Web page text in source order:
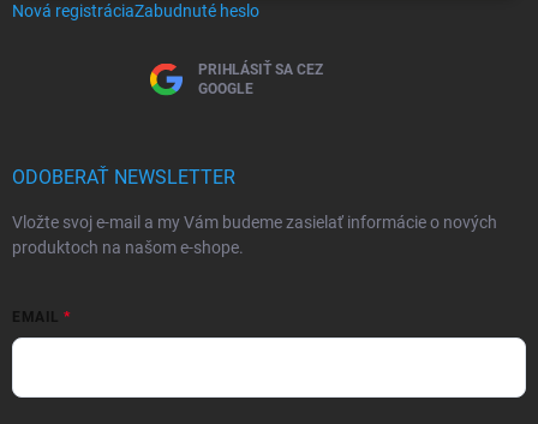
Nová registráciaZabudnuté heslo
PRIHLÁSIŤ SA CEZ
GOOGLE
ODOBERAŤ NEWSLETTER
Vložte svoj e-mail a my Vám budeme zasielať informácie o nových
produktoch na našom e-shope.
EMAIL